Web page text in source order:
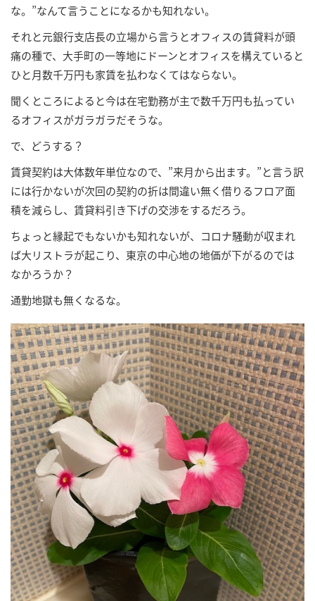
な。”なんて言うことになるかも知れない。
それと元銀行支店長の立場から言うとオフィスの賃貸料が頭
痛の種で、大手町の一等地にドーンとオフィスを構えていると
ひと月数千万円も家賃を払わなくてはならない。
聞くところによると今は在宅勤務が主で数千万円も払ってい
るオフィスがガラガラだそうな。
で、どうする？
賃貸契約は大体数年単位なので、”来月から出ます。”と言う訳
には行かないが次回の契約の折は間違い無く借りるフロア面
積を減らし、賃貸料引き下げの交渉をするだろう。
ちょっと縁起でもないかも知れないが、コロナ騒動が収まれ
ば大リストラが起こり、東京の中心地の地価が下がるのでは
なかろうか？
通勤地獄も無くなるな。